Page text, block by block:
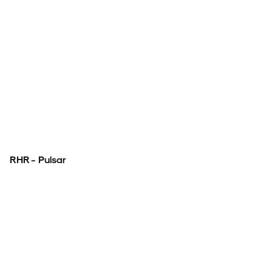
RHR - Pulsar